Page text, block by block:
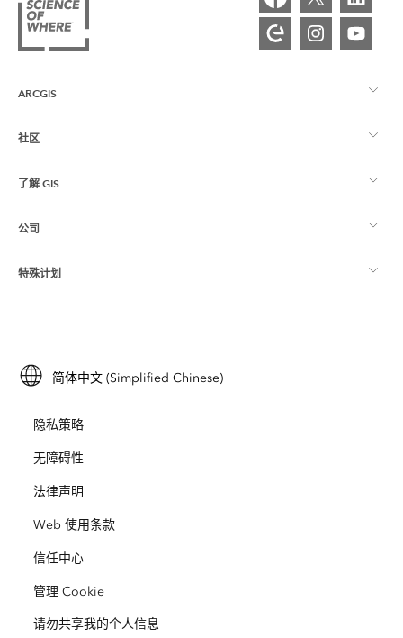
ARCGIS
ArcGIS 概览
制图
Esri Store
社区
Esri 社区
ArcGIS 博客
Esri 年轻专家关系网
了解 GIS
什么是 GIS？
位置智能
培训
ArcUser
ArcNews
ArcWatch
Esri 视频
公司
关于 Esri
招贤纳士
开放视野
业务行为准则
网站地图
特殊计划
ArcGIS for Student Use
保护
教育
种族平等
简体中文 (Simplified Chinese)
隐私策略
无障碍性
法律声明
Web 使用条款
信任中心
管理 Cookie
请勿共享我的个人信息